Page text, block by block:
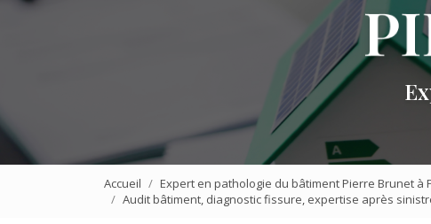
Accueil
Expert en pathologie du bâtiment Pierre Brunet à
Audit bâtiment, diagnostic fissure, expertise après